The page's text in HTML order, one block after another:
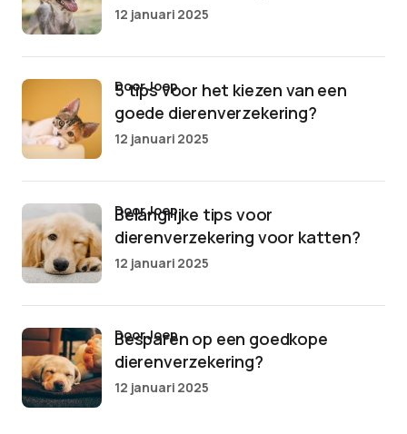
12 januari 2025
5 tips voor het kiezen van een
goede dierenverzekering?
door Joep
12 januari 2025
Belangrijke tips voor
dierenverzekering voor katten?
door Joep
12 januari 2025
Besparen op een goedkope
dierenverzekering?
door Joep
12 januari 2025